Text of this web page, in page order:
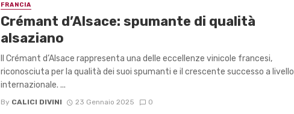
FRANCIA
Crémant d’Alsace: spumante di qualità
alsaziano
Il Crémant d’Alsace rappresenta una delle eccellenze vinicole francesi,
riconosciuta per la qualità dei suoi spumanti e il crescente successo a livello
internazionale. ...
By CALICI DIVINI 23 Gennaio 2025 0